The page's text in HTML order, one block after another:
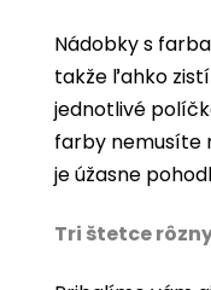
Nádobky s
takže ľahko
jednotlivé
farby nemusíte
je úžasne
Tri štetce